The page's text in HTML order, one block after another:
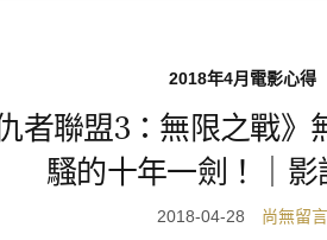
2018年4月電影心得
者聯盟3：無限之戰
騷的十年一劍！｜
2018-04-28 尚無留言